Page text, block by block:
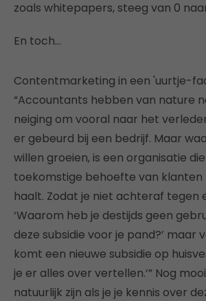
zoals whitepapers, steeg van 0 naar
En toch…
Contentmarketing in een 'uurtje-
“Accountants hebben van nature
neiging om vooral naar het
er gebeurd bij een bedrijf. Maar
willen groeien, is een organisatie
toekomstige behoefte van klanten
haalt. Zodat je niet achteraf tegen
‘Waarom heb je destijds geen
deze subsidie voor je pand?’ maar
komt een nieuwe subsidie op
je er alles over vertellen.’” Nog
natuurlijk zijn als je je kennis over